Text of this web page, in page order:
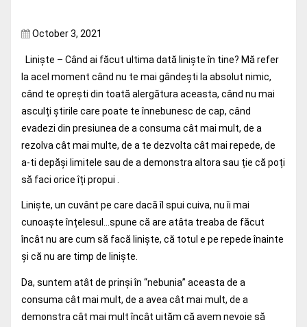
October 3, 2021
Liniște – Când ai făcut ultima dată liniște în tine? Mă refer
la acel moment când nu te mai gândești la absolut nimic,
când te oprești din toată alergătura aceasta, când nu mai
asculți știrile care poate te înnebunesc de cap, când
evadezi din presiunea de a consuma cât mai mult, de a
rezolva cât mai multe, de a te dezvolta cât mai repede, de
a-ti depăși limitele sau de a demonstra altora sau ție că poți
să faci orice îți propui .
Liniște, un cuvânt pe care dacă îl spui cuiva, nu îi mai
cunoaște înțelesul…spune că are atâta treaba de făcut
încât nu are cum să facă liniște, că totul e pe repede înainte
și că nu are timp de liniște.
Da, suntem atât de prinși în “nebunia” aceasta de a
consuma cât mai mult, de a avea cât mai mult, de a
demonstra cât mai mult încât uităm că avem nevoie să